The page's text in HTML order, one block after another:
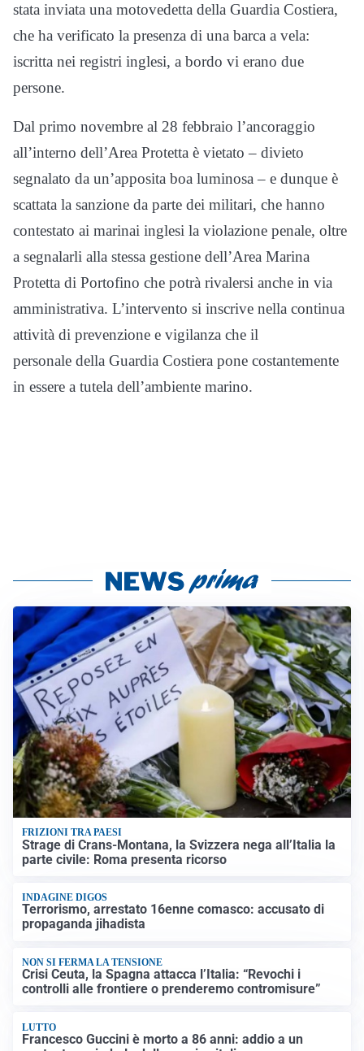
stata inviata una motovedetta della Guardia Costiera,
che ha verificato la presenza di una barca a vela:
iscritta nei registri inglesi, a bordo vi erano due
persone.
Dal primo novembre al 28 febbraio l’ancoraggio
all’interno dell’Area Protetta è vietato – divieto
segnalato da un’apposita boa luminosa – e dunque è
scattata la sanzione da parte dei militari, che hanno
contestato ai marinai inglesi la violazione penale, oltre
a segnalarli alla stessa gestione dell’Area Marina
Protetta di Portofino che potrà rivalersi anche in via
amministrativa. L’intervento si inscrive nella continua
attività di prevenzione e vigilanza che il
personale della Guardia Costiera pone costantemente
in essere a tutela dell’ambiente marino.
FRIZIONI TRA PAESI
Strage di Crans-Montana, la Svizzera nega all’Italia la
parte civile: Roma presenta ricorso
INDAGINE DIGOS
Terrorismo, arrestato 16enne comasco: accusato di
propaganda jihadista
NON SI FERMA LA TENSIONE
Crisi Ceuta, la Spagna attacca l’Italia: “Revochi i
controlli alle frontiere o prenderemo contromisure”
LUTTO
Francesco Guccini è morto a 86 anni: addio a un